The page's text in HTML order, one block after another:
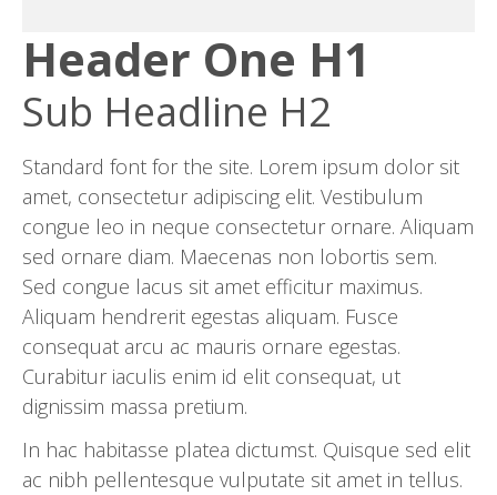
Header One H1
Sub Headline H2
Standard font for the site. Lorem ipsum dolor sit
amet, consectetur adipiscing elit. Vestibulum
congue leo in neque consectetur ornare. Aliquam
sed ornare diam. Maecenas non lobortis sem.
Sed congue lacus sit amet efficitur maximus.
Aliquam hendrerit egestas aliquam. Fusce
consequat arcu ac mauris ornare egestas.
Curabitur iaculis enim id elit consequat, ut
dignissim massa pretium.
In hac habitasse platea dictumst. Quisque sed elit
ac nibh pellentesque vulputate sit amet in tellus.